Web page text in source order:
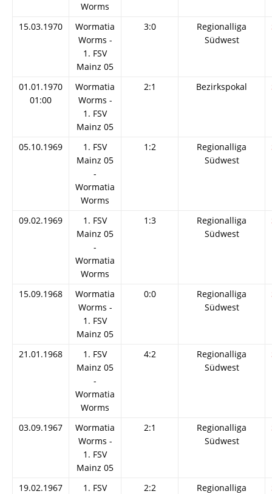
Worms
15.03.1970
Wormatia
Worms -
1. FSV
Mainz 05
3:0
Regionalliga
Südwest
01.01.1970
01:00
Wormatia
Worms -
1. FSV
Mainz 05
2:1 Bezirkspokal
05.10.1969
1. FSV
Mainz 05
-
Wormatia
Worms
1:2
Regionalliga
Südwest
09.02.1969
1. FSV
Mainz 05
-
Wormatia
Worms
1:3
Regionalliga
Südwest
15.09.1968
Wormatia
Worms -
1. FSV
Mainz 05
0:0
Regionalliga
Südwest
21.01.1968
1. FSV
Mainz 05
-
Wormatia
Worms
4:2
Regionalliga
Südwest
03.09.1967
Wormatia
Worms -
1. FSV
Mainz 05
2:1
Regionalliga
Südwest
19.02.1967
1. FSV
2:2
Regionalliga